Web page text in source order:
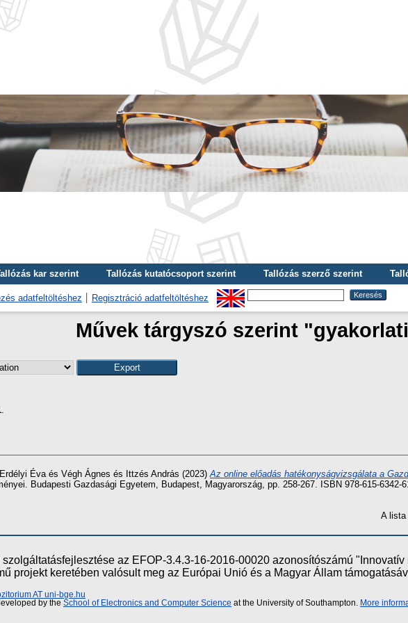
kar szerint Tallózás kutatócsoport szerint Tallózás szerző szerint
adatfeltöltéshez Regisztráció adatfeltöltéshez
Művek tárgyszó szerint
.
Erdélyi Évaés Végh Ágnes és Ittzés András (2023)Az online előadás hatékonyságvizsgálata a
Budapesti Gazdasági Egyetem, Budapest, Magyarország, pp. 258-267. ISBN 978-615-6342-
A
az EFOP-3.4.3-16-2016-00020 azonosítószámú
projekt keretében valósult meg az Európai Unió és a Magyar Állam
AT uni-bge.hu
by the School of Electronics and Computer Science at the University of Southampton. More